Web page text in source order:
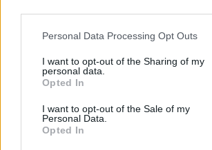
Please note that this website/app uses one
not limited to your visit or usage behaviour.
grant or deny consent to Google and its
use your data for below specified purposes
consent section.
Personal Data Processing Opt Outs
I want to opt-out of the Sharing of my
personal data.
Opted In
I want to opt-out of the Sale of my
Personal Data.
Opted In